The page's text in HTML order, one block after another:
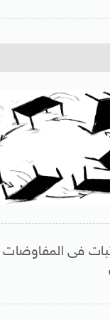
فى المفاوضات